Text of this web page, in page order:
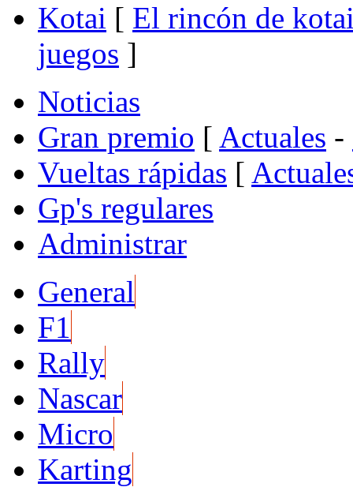
Kotai [ El rincón de
juegos ]
Noticias
Gran premio [ Actuales -
Vueltas rápidas [
Gp's regulares
Administrar
General
F1
Rally
Nascar
Micro
Karting